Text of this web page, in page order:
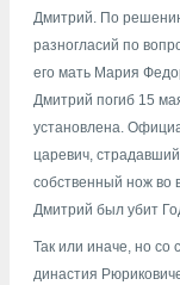
Дмитрий. По
разногласий по
его мать Мария
Дмитрий погиб 15
установлена.
царевич,
собственный нож во
Дмитрий был убит
Так или иначе, но
династия